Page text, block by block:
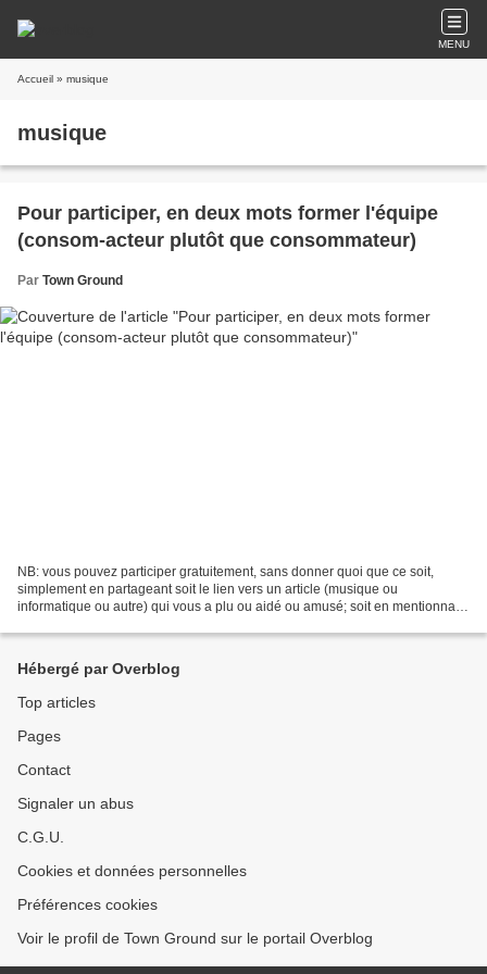
MENU
Accueil » musique
musique
Pour participer, en deux mots former l'équipe
(consom-acteur plutôt que consommateur)
Par Town Ground
NB: vous pouvez participer gratuitement, sans donner quoi que ce soit,
simplement en partageant soit le lien vers un article (musique ou
informatique ou autre) qui vous a plu ou aidé ou amusé; soit en mentionnant
Hébergé par Overblog
Top articles
Pages
Contact
Signaler un abus
C.G.U.
Cookies et données personnelles
Préférences cookies
Voir le profil de Town Ground sur le portail Overblog